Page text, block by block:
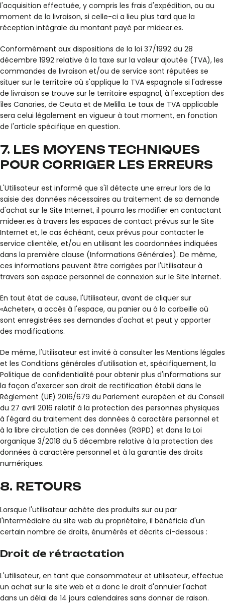
l'acquisition effectuée, y compris les frais d'expédition, ou au
moment de la livraison, si celle-ci a lieu plus tard que la
réception intégrale du montant payé par mideer.es.
Conformément aux dispositions de la loi 37/1992 du 28
décembre 1992 relative à la taxe sur la valeur ajoutée (TVA), les
commandes de livraison et/ou de service sont réputées se
situer sur le territoire où s'applique la TVA espagnole si l'adresse
de livraison se trouve sur le territoire espagnol, à l'exception des
îles Canaries, de Ceuta et de Melilla. Le taux de TVA applicable
sera celui légalement en vigueur à tout moment, en fonction
de l'article spécifique en question.
7. LES MOYENS TECHNIQUES
POUR CORRIGER LES ERREURS
L'Utilisateur est informé que s'il détecte une erreur lors de la
saisie des données nécessaires au traitement de sa demande
d'achat sur le Site Internet, il pourra les modifier en contactant
mideer.es à travers les espaces de contact prévus sur le Site
Internet et, le cas échéant, ceux prévus pour contacter le
service clientèle, et/ou en utilisant les coordonnées indiquées
dans la première clause (Informations Générales). De même,
ces informations peuvent être corrigées par l'Utilisateur à
travers son espace personnel de connexion sur le Site Internet.
En tout état de cause, l'Utilisateur, avant de cliquer sur
«Acheter», a accès à l'espace, au panier ou à la corbeille où
sont enregistrées ses demandes d'achat et peut y apporter
des modifications.
De même, l'Utilisateur est invité à consulter les Mentions légales
et les Conditions générales d'utilisation et, spécifiquement, la
Politique de confidentialité pour obtenir plus d'informations sur
la façon d'exercer son droit de rectification établi dans le
Règlement (UE) 2016/679 du Parlement européen et du Conseil
du 27 avril 2016 relatif à la protection des personnes physiques
à l'égard du traitement des données à caractère personnel et
à la libre circulation de ces données (RGPD) et dans la Loi
organique 3/2018 du 5 décembre relative à la protection des
données à caractère personnel et à la garantie des droits
numériques.
8. RETOURS
Lorsque l'utilisateur achète des produits sur ou par
l'intermédiaire du site web du propriétaire, il bénéficie d'un
certain nombre de droits, énumérés et décrits ci-dessous :
Droit de rétractation
L'utilisateur, en tant que consommateur et utilisateur, effectue
un achat sur le site web et a donc le droit d'annuler l'achat
dans un délai de 14 jours calendaires sans donner de raison.